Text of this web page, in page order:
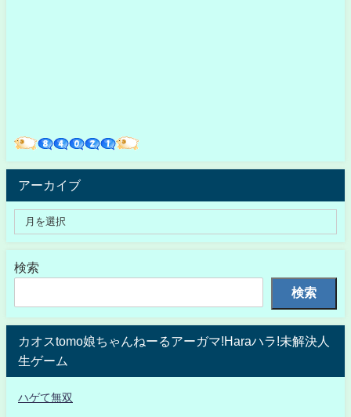
アーカイブ
検索
検索
カオスtomo娘ちゃんねーるアーガマ!Haraハラ!未解決人
生ゲーム
ハゲて無双